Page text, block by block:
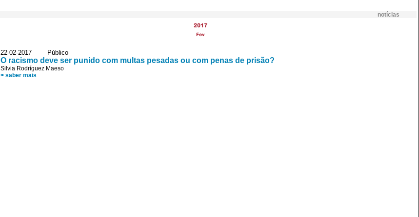
notícias
2017
Fev
22-02-2017 Público
O racismo deve ser punido com multas pesadas ou com penas de prisão?
Silvia Rodríguez Maeso
> saber mais